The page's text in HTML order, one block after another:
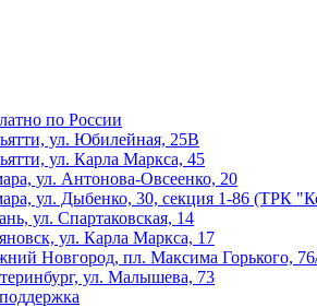
по России
ул. Юбилейная, 25В
ул. Карла Маркса, 45
ул. Антонова-Овсеенко, 20
ул. Дыбенко, 30, секция 1-86 (ТРК
ул. Спартаковская, 14
ул. Карла Маркса, 17
Новгород, пл. Максима Горького,
ул. Малышева, 73